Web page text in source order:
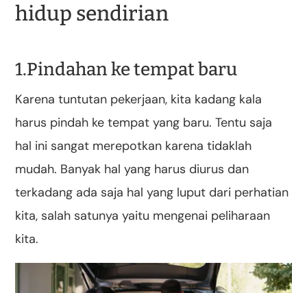
hidup sendirian
1.Pindahan ke tempat baru
Karena tuntutan pekerjaan, kita kadang kala
harus pindah ke tempat yang baru. Tentu saja
hal ini sangat merepotkan karena tidaklah
mudah. Banyak hal yang harus diurus dan
terkadang ada saja hal yang luput dari perhatian
kita, salah satunya yaitu mengenai peliharaan
kita.